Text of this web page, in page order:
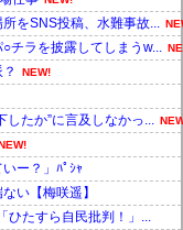
をSNS投稿、水難事故...
チラを披露してしまうw...
NEW!
したか”に言及しなかっ...
ー？」ﾊﾟｼｬ
い【梅咲遥】
ひたすら自民批判！」...